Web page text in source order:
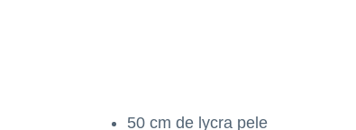
50 cm de lycra pele